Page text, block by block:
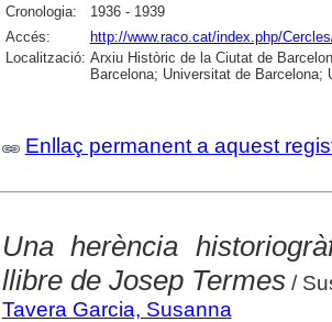
Cronologia:
1936 - 1939
Accés:
http://www.raco.cat/index.php/
Localització: Arxiu Històric de la Ciutat de
Barcelona; Universitat de Barcelona;
Enllaç permanent a aquest
Una herència
llibre de Josep Termes/
Tavera Garcia, Susanna